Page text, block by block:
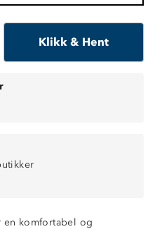
Klikk & Hent
en komfortabel og